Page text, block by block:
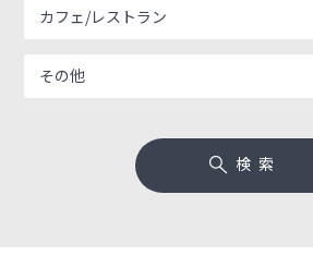
カフェ/レストラン
その他
検索